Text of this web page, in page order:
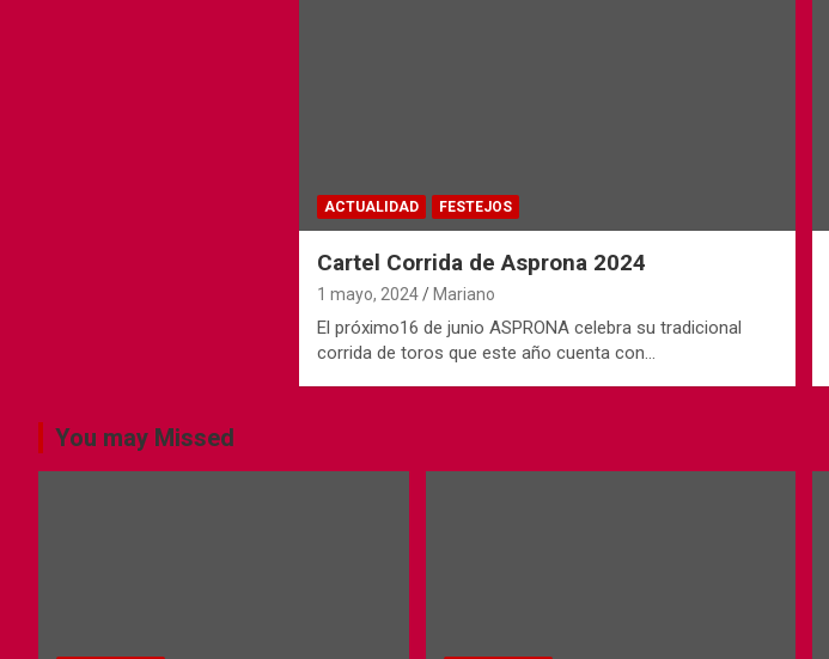
ACTUALIDAD FESTEJOS
Cartel Corrida de Asprona 2024
1 mayo, 2024 Mariano
El próximo16 de junio ASPRONA celebra su tradicional
corrida de toros que este año cuenta con…
You may Missed